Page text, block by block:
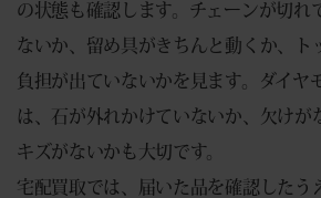
の状態も確認します。チェーンが切れ
ないか、留め具がきちんと動くか、ト
負担が出ていないかを見ます。ダイヤ
は、石が外れかけていないか、欠けが
キズがないかも大切です。
宅配買取では、届いた品を確認したう